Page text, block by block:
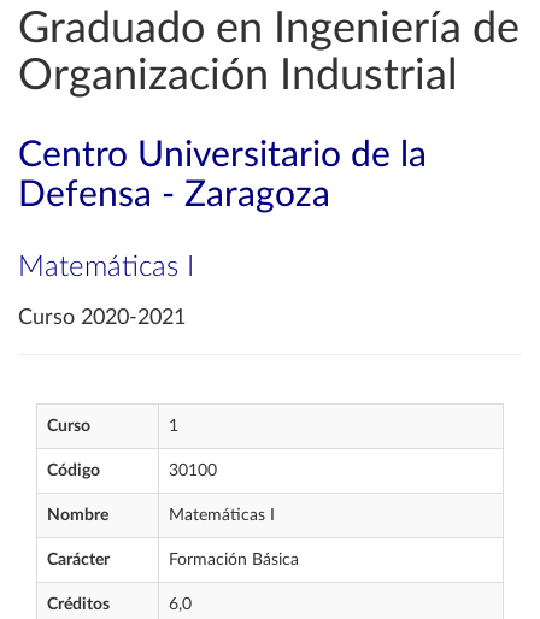
Graduado en Ingeniería de
Organización Industrial
Centro Universitario de la
Defensa - Zaragoza
Matemáticas I
Curso 2020-2021
Curso 1
Código 30100
Nombre Matemáticas I
Carácter Formación Básica
Créditos 6,0